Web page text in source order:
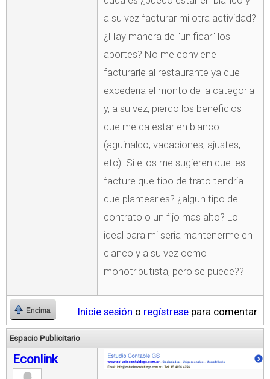
a su vez facturar mi otra actividad?
¿Hay manera de "unificar" los
aportes? No me conviene
facturarle al restaurante ya que
excederia el monto de la categoria
y, a su vez, pierdo los beneficios
que me da estar en blanco
(aguinaldo, vacaciones, ajustes,
etc). Si ellos me sugieren que les
facture que tipo de trato tendria
que plantearles? ¿algun tipo de
contrato o un fijo mas alto? Lo
ideal para mi seria mantenerme en
clanco y a su vez ocmo
monotributista, pero se puede??
Encima Inicie sesión o regístrese para comentar
Espacio Publicitario
Econlink